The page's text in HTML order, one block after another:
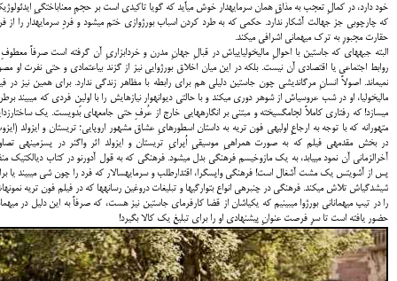
خود دارد، در کمالِ تعجب به مذاقِ همان سرمایهدار خوش میآید که گویا تاکیدی است بر حجمِ معناباختگیِ
که چارچوبی جز جهالت آشکار ندارد. حکمی که به طرد کردن اسباب بورژوازی ختم میشود و فردِ سرمایهدار را از
حقارت مجبورِ به ترک میهمانی اشرافی میکند.
البته جبههای که جاستین با احوالِ مالیخولیاییاش در قبالِ جهانِ مدرن و خردابزاریِ آن گرفته است صرفاً
روابط اجتماعی یا اقتصادی آن نیست. بلکه در این میان اخلاق بورژوایی نیز از گزند بیاعتمادی و حتی نفرت او
نمیماند. اصولاً انسانِ مرگاندیشی چون جاستین دلیلی هم برای رابطه با مظاهر زندگی ندارد. برای همین نیز در
مالیخولیا، او در شب عروسیاش از شوهر دوری میکند و با حالتی دیوانهوار نیازهایش را با اولین فردی که میبیند
میسازد! که رفتاری کاملاً لجامگسیخته و مبتنی بر انگارههایی خارج از عُرفِ حتی جامعهای بَدویست. یک
متهورانه که با توجه به ارجاعِ اولیهی فون تریه به داستان اسطورهایِ عشاق مشهور اروپایی؛ تریستان و ایزولد
در بخش مقدمهی فیلم که به صورت همراهیِ موسیقیِ اُپرایِ تریستان و ایزولد اثر واگنر در پسزمینهی
آخرالزمانی آن نمود مییابد، به یک مازوخیسم فرهنگی بدل میشود. فرهنگی که به قول آدورنو در کتاب دیالکتیک
پس از آشویتس یک مشت آشغال است! فرهنگی واپسگرا، اقتدارطلب و سرمایهسالار که فرد را چون شی میبیند یا
شیشدگیاش تلاش میکند. فرهنگی در چنبرهی انواع بتوارگیها و تبلیغات دروغین رسانهها که در فیلم فون تریه
را در تیپ میهمانانی بورژوا میبینیم که یکیاشان از قضا کارفرمای جاستین نیز هست، که صرفاً به این دلیل در
حضور یافته است تا سرِ فرصت عنوانِ پیشنهادی او را برای تبلیغ یک کالا بگیرد!